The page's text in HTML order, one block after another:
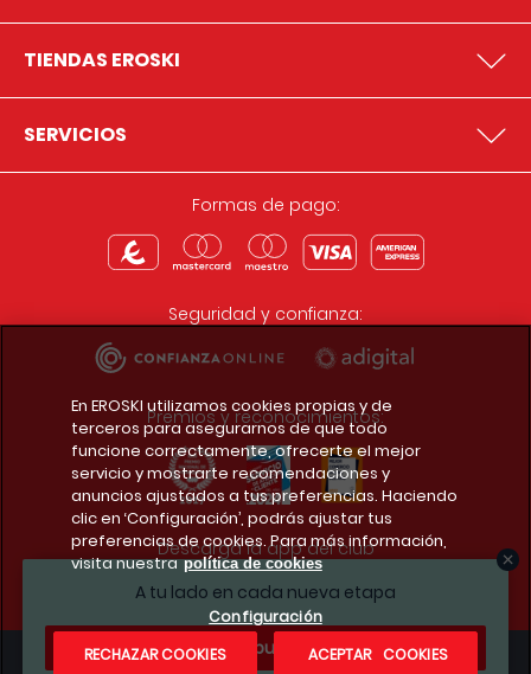
A tu lado en cada nueva etapa
¿Te apuntas?
TIENDAS EROSKI
SERVICIOS
Formas de pago:
Seguridad y confianza:
Premios y reconocimientos:
Descarga la app del club
En EROSKI utilizamos cookies propias y de
terceros para asegurarnos de que todo
funcione correctamente, ofrecerte el mejor
servicio y mostrarte recomendaciones y
anuncios ajustados a tus preferencias. Haciendo
clic en ‘Configuración’, podrás ajustar tus
preferencias de cookies. Para más información,
visita nuestra política de cookies
Configuración
RECHAZAR COOKIES
ACEPTAR COOKIES